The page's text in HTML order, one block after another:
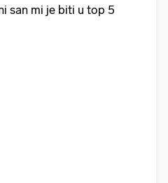
san mi je biti u top 5